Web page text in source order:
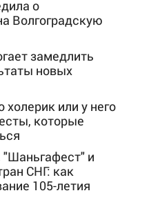
о
Волгоградскую
замедлить
новых
холерик или у него
которые
"Шаньгафест" и
СНГ: как
105-летия